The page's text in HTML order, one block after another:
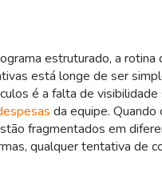
estruturado, a rotina
está longe de ser
é a falta de visibilidade
da equipe. Quando
fragmentados em
qualquer tentativa de